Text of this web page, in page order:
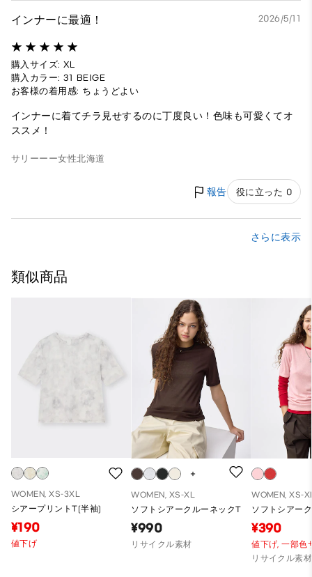
インナーに最適！ 2026/5/11
購入サイズ: XL
購入カラー: 31 BEIGE
お客様の着用感: ちょうどよい
インナーに着てチラ見せするのに丁度良い！色味も可愛くてオ
ススメ！
サリーーー女性北海道
報告 役に立った 0
さらに表示
類似商品
WOMEN, XS-3XL
シアープリントT(半袖)
¥190
値下げ
WOMEN, XS-XL
ソフトシアークルーネックT
¥990
リサイクル素材
WOMEN, XS-
ソフトシアー
¥390
値下げ,一部色
リサイクル素材